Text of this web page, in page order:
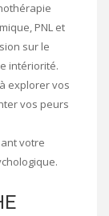
PNL et
sur le
intériorité.
explorer vos
vos peurs
votre